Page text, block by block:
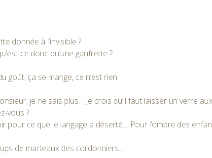
donnée à l’invisible ?
ce donc qu’une gaufrette ?
goût, ça se mange, ce n’est rien…
je ne sais plus… Je crois qu’il faut laisser un verre
vous ?
pour ce que le langage a déserté… Pour l’ombre des
de marteaux des cordonniers…